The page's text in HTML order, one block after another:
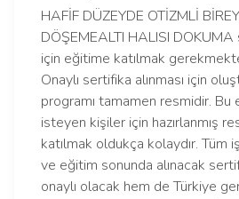
HAFİF DÜZEYDE OTİZMLİ
DÖŞEMEALTI HALISI DOKUMA
için eğitime katılmak
Onaylı sertifika alınması için
programı tamamen resmidir. Bu
isteyen kişiler için hazırlanmış
katılmak oldukça kolaydır. Tüm
ve eğitim sonunda alınacak
onaylı olacak hem de Türkiye